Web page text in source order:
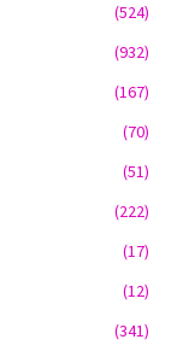
(524)
(932)
(167)
(70)
(51)
(222)
(17)
(12)
(341)